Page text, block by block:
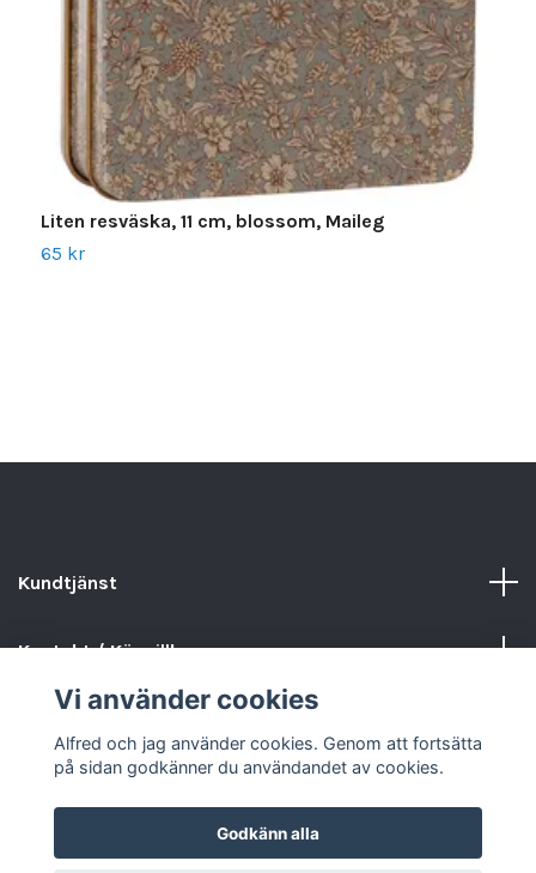
Liten resväska, 11 cm, blossom, Maileg
65 kr
Kundtjänst
Kontakt / Köpvillkor
Vi använder cookies
Alfred och jag använder cookies. Genom att fortsätta
på sidan godkänner du användandet av cookies.
Godkänn alla